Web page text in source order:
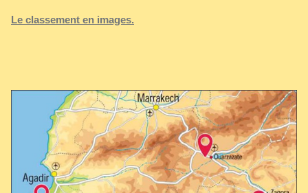
Le classement en images.